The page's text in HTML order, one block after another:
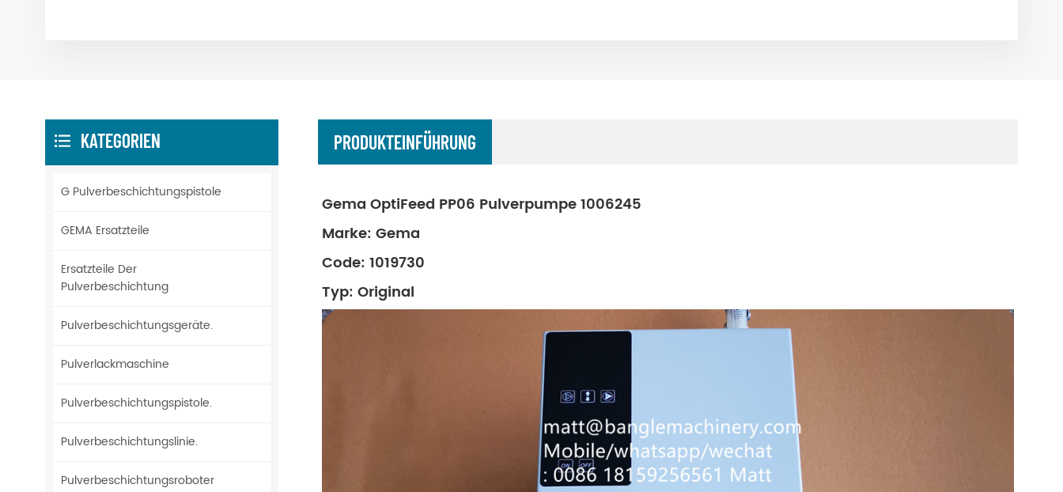
PRODUKTEINFÜHRUNG
Gema OptiFeed PP06 Pulverpumpe 1006245
Marke: Gema
Code: 1019730
Typ: Original
KATEGORIEN
G Pulverbeschichtungspistole
GEMA Ersatzteile
Ersatzteile Der
Pulverbeschichtung
Pulverbeschichtungsgeräte.
Pulverlackmaschine
Pulverbeschichtungspistole.
Pulverbeschichtungslinie.
Pulverbeschichtungsroboter